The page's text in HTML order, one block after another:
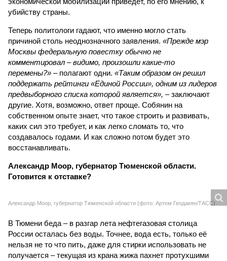
экономической мобилизации приведёт, по его мнению, к
Теперь политологи гадают, что именно могло стать
причиной столь неоднозначного заявления.«Прежде мэр
Москвы федеральную повестку обычно не
комментировал – видимо, произошли какие-то
перемены?»– полагают одни.«Таким образом он решил
поддержать рейтинги «Единой России», одним из лидеров
предвыборного списка которой является»,– заключают
другие. Хотя, возможно, ответ проще. Собянин на
собственном опыте знает, что такое строить и развивать,
каких сил это требует, и как легко сломать то, что
создавалось годами. И как сложно потом будет это
Александр Моор, губернатор Тюменской области.
Александр Моор, губернатор Тюменской области (фото: Артем Геодакян/ТАСС)
В Тюмени беда – в разгар лета нефтегазовая столица
России осталась без воды. Точнее, вода есть, только её